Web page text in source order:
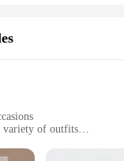
variety of outfits